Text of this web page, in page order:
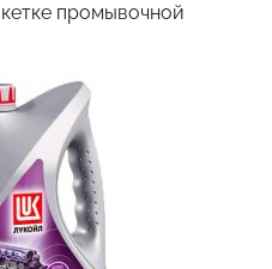
промывочной